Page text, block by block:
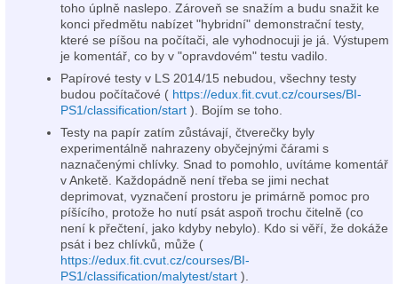
toho úplně naslepo. Zároveň se snažím a budu snažit ke
konci předmětu nabízet "hybridní" demonstrační testy,
které se píšou na počítači, ale vyhodnocuji je já. Výstupem
je komentář, co by v "opravdovém" testu vadilo.
Papírové testy v LS 2014/15 nebudou, všechny testy
budou počítačové ( https://edux.fit.cvut.cz/courses/BI-
PS1/classification/start ). Bojím se toho.
Testy na papír zatím zůstávají, čtverečky byly
experimentálně nahrazeny obyčejnými čárami s
naznačenými chlívky. Snad to pomohlo, uvítáme komentář
v Anketě. Každopádně není třeba se jimi nechat
deprimovat, vyznačení prostoru je primárně pomoc pro
píšícího, protože ho nutí psát aspoň trochu čitelně (co
není k přečtení, jako kdyby nebylo). Kdo si věří, že dokáže
psát i bez chlívků, může (
https://edux.fit.cvut.cz/courses/BI-
PS1/classification/malytest/start ).